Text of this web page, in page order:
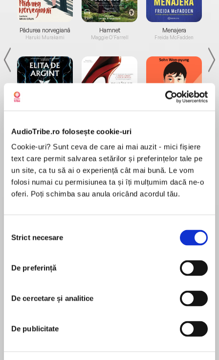
AudioTribe.ro folosește cookie-uri
Cookie-uri? Sunt ceva de care ai mai auzit - mici fișiere
text care permit salvarea setărilor și preferințelor tale pe
un site, ca tu să ai o experiență cât mai bună. Le vom
folosi numai cu permisiunea ta și îți mulțumim dacă ne-o
oferi. Poți schimba sau anula oricând acordul tău.
consimțământului
Strict necesare
De preferință
De cercetare și analitice
De publicitate
Pădurea norvegiană
Haruki Murakami
de...
Dani Francis
Hamnet
Maggie O'Farrell
la...
Lauren Weisberger
Menajera
Freida McFadden
Desprecarte
Perfect for fans of Kate Morton and Sarah Jio,
country garden, waiting to spring to life.
Every garden is a story, waiting to be told…
New England coast, Sorrel Sparrow has honed
her rare gift for nurturing plants and flowers.
timing, lands Sorrel an unexpected opportunity:
În acest moment nu există recenzii
Ellen Herrick
Ellen Herrick was a publishing professional in New
York City until she and her husband moved to